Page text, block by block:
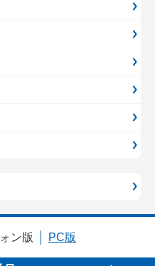
ン版 PC版